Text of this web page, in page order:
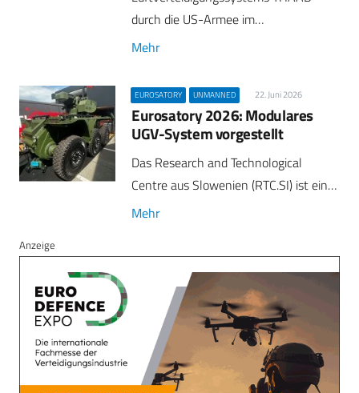
durch die US-Armee im…
Mehr
EUROSATORY UNMANNED 22. Juni 2026
Eurosatory 2026: Modulares
UGV-System vorgestellt
Das Research and Technological
Centre aus Slowenien (RTC.SI) ist ein…
Mehr
Anzeige